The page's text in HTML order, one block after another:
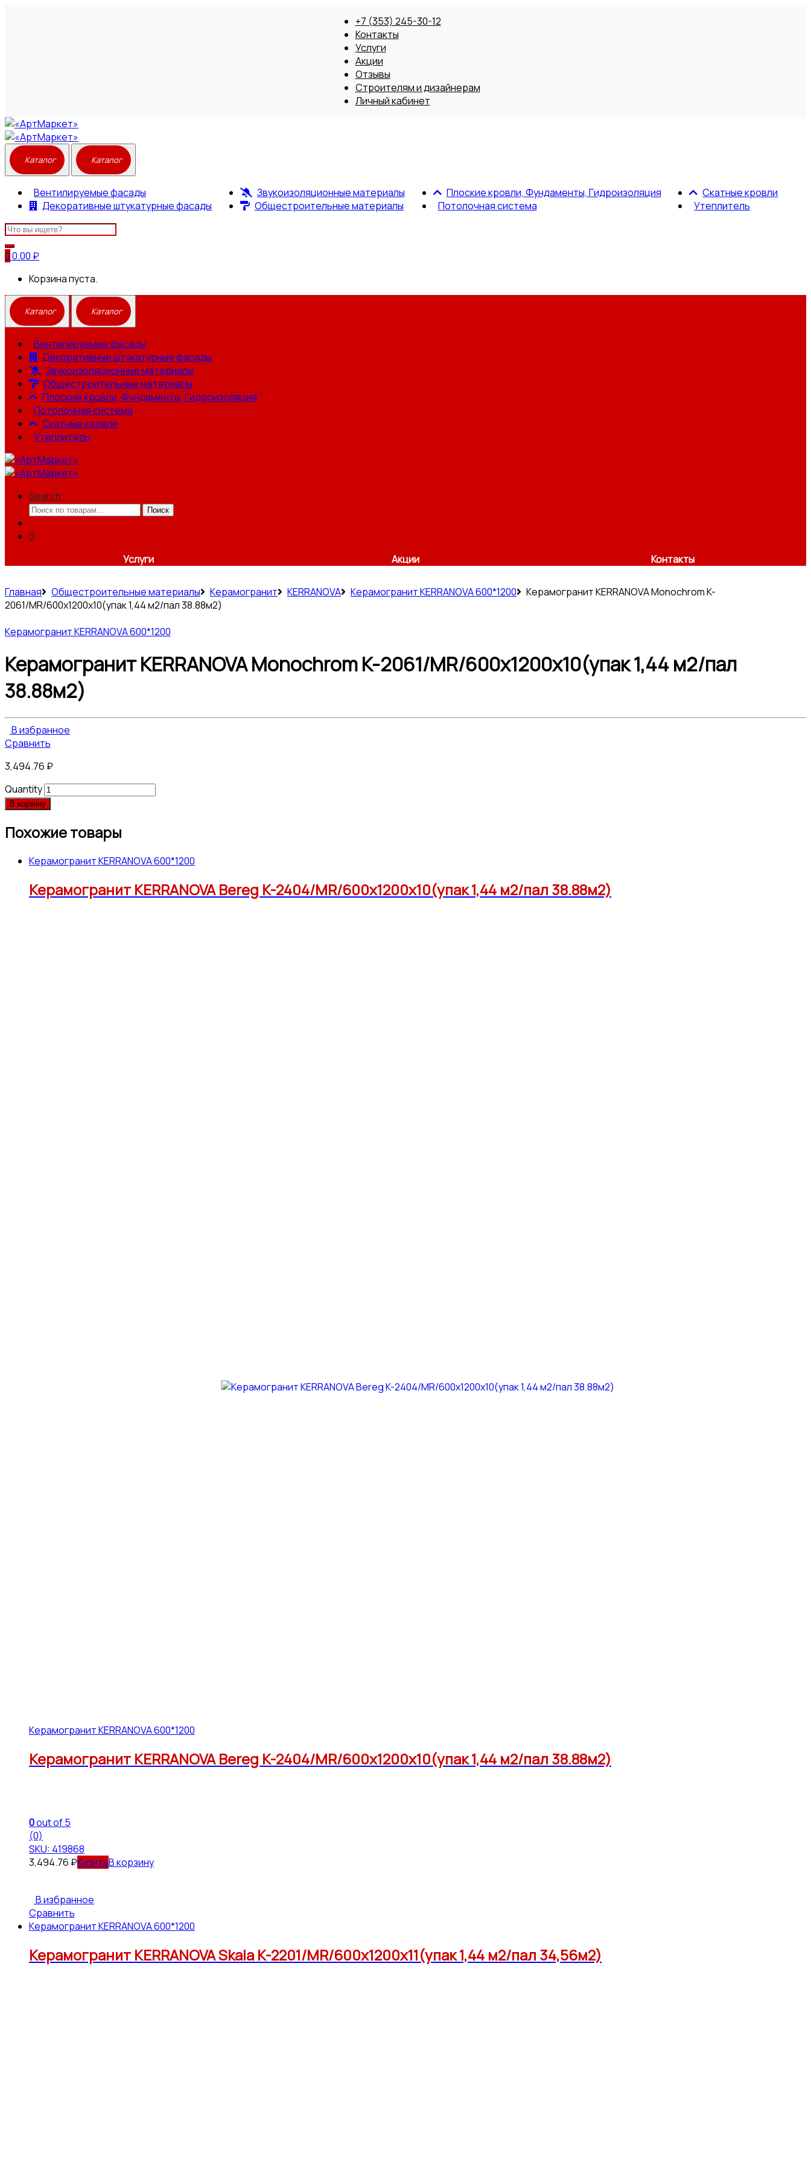
Вентилируемые фасады
Декоративные штукатурные фасады
Звукоизоляционные материалы
Общестроительные материалы
Плоские кровли, Фундаменты, Гидроизоляция
Потолочная система
Скатные кровли
Утеплитель
Search
for:
00.00 ₽
Корзина пуста.
+7 (353) 245-30-12
Контакты
Услуги
Акции
Отзывы
Строителям и дизайнерам
Личный кабинет
Вентилируемые фасады
Декоративные штукатурные фасады
Звукоизоляционные материалы
Общестроительные материалы
Плоские кровли, Фундаменты, Гидроизоляция
Потолочная система
Скатные кровли
Утеплитель
Search
Искать:
Поиск
0
Услуги
Акции Контакты
Главная Общестроительные материалы Керамогранит KERRANOVA Керамогранит KERRANOVA 600*1200
Керамогранит KERRANOVA Monochrom K-
2061/MR/600x1200x10(упак 1,44 м2/пал 38.88м2)
Керамогранит KERRANOVA 600*1200
Керамогранит KERRANOVA Monochrom K-2061/MR/600x1200x10(упак 1,44 м2/пал
38.88м2)
В избранное
Сравнить
3,494.76 ₽
Quantity
В корзину
Похожие товары
Керамогранит KERRANOVA 600*1200
Керамогранит KERRANOVA Bereg K-2404/MR/600x1200x10(упак 1,44 м2/пал 38.88м2)
Керамогранит KERRANOVA 600*1200
Керамогранит KERRANOVA Bereg K-2404/MR/600x1200x10(упак 1,44 м2/пал 38.88м2)
0out of 5
(0)
SKU: 419868
3,494.76 ₽ В корзину
В избранное
Сравнить
Керамогранит KERRANOVA 600*1200
Керамогранит KERRANOVA Skala K-2201/MR/600x1200x11(упак 1,44 м2/пал 34,56м2)